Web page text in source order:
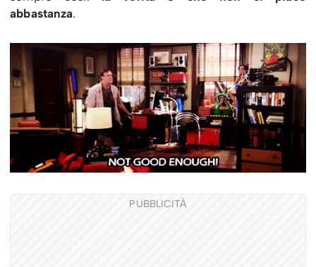
abbastanza.
PUBBLICITÀ